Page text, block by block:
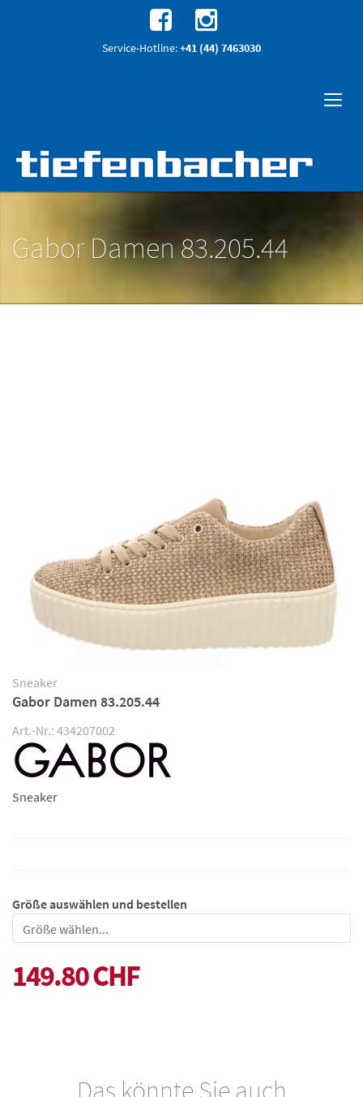
Service-Hotline:+41 (44) 7463030
Gabor Damen 83.205.44
Sneaker
Gabor Damen 83.205.44
Art.-Nr.: 434207002
Sneaker
Größe auswählen und bestellen
Größe
149.80 CHF
Das könnte Sie auch